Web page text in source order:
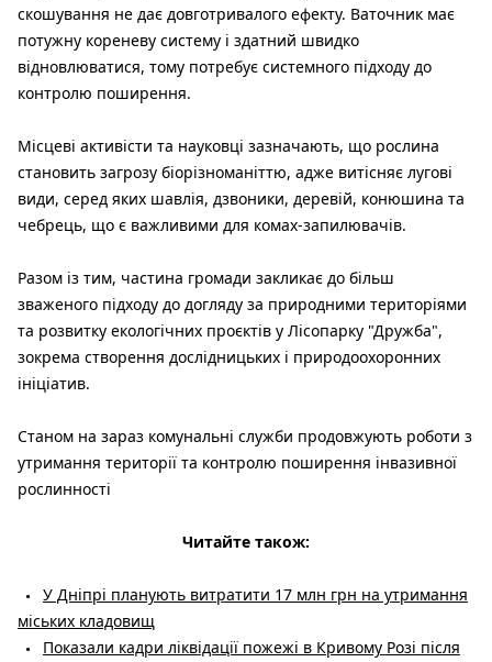
скошування не дає довготривалого ефекту. Ваточник має
потужну кореневу систему і здатний швидко
відновлюватися, тому потребує системного підходу до
контролю поширення.
Місцеві активісти та науковці зазначають, що рослина
становить загрозу біорізноманіттю, адже витісняє лугові
види, серед яких шавлія, дзвоники, деревій, конюшина та
чебрець, що є важливими для комах-запилювачів.
Разом із тим, частина громади закликає до більш
зваженого підходу до догляду за природними територіями
та розвитку екологічних проєктів у Лісопарку "Дружба",
зокрема створення дослідницьких і природоохоронних
ініціатив.
Станом на зараз комунальні служби продовжують роботи з
утримання території та контролю поширення інвазивної
рослинності
Читайте також:
У Дніпрі планують витратити 17 млн грн на утримання
міських кладовищ
Показали кадри ліквідації пожежі в Кривому Розі після